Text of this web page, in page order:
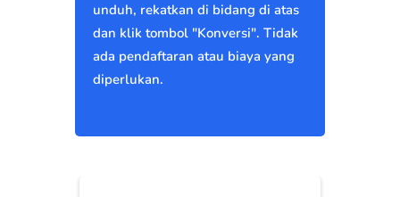
unduh, rekatkan di bidang di atas
dan klik tombol "Konversi". Tidak
ada pendaftaran atau biaya yang
diperlukan.